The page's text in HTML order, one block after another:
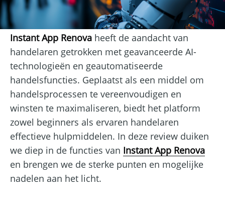
Instant App Renova heeft de aandacht van
handelaren getrokken met geavanceerde AI-
technologieën en geautomatiseerde
handelsfuncties. Geplaatst als een middel om
handelsprocessen te vereenvoudigen en
winsten te maximaliseren, biedt het platform
zowel beginners als ervaren handelaren
effectieve hulpmiddelen. In deze review duiken
we diep in de functies van Instant App Renova
en brengen we de sterke punten en mogelijke
nadelen aan het licht.